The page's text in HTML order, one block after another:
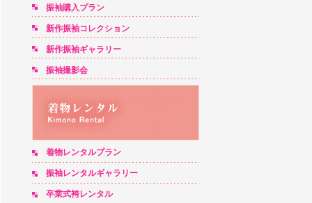
振袖購入プラン
新作振袖コレクション
新作振袖ギャラリー
振袖撮影会
着物レンタルプラン
振袖レンタルギャラリー
卒業式袴レンタル